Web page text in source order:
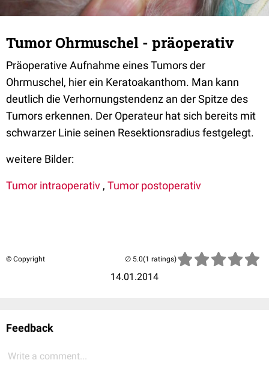
Tumor Ohrmuschel - präoperativ
Präoperative Aufnahme eines Tumors der
Ohrmuschel, hier ein Keratoakanthom. Man kann
deutlich die Verhornungstendenz an der Spitze des
Tumors erkennen. Der Operateur hat sich bereits mit
schwarzer Linie seinen Resektionsradius festgelegt.
weitere Bilder:
Tumor intraoperativ , Tumor postoperativ
© Copyright
14.01.2014
(1 ratings)
Feedback
Write a comment...